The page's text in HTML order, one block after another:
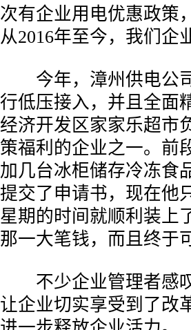
次有企业用电优惠政策
从2016年至今，我们企
今年，漳州供电公司
行低压接入，并且全面
经济开发区家家乐超市
策福利的企业之一。前
加几台冰柜储存冷冻食
提交了申请书，现在他
星期的时间就顺利装上
那一大笔钱，而且终于
不少企业管理者感叹
让企业切实享受到了改